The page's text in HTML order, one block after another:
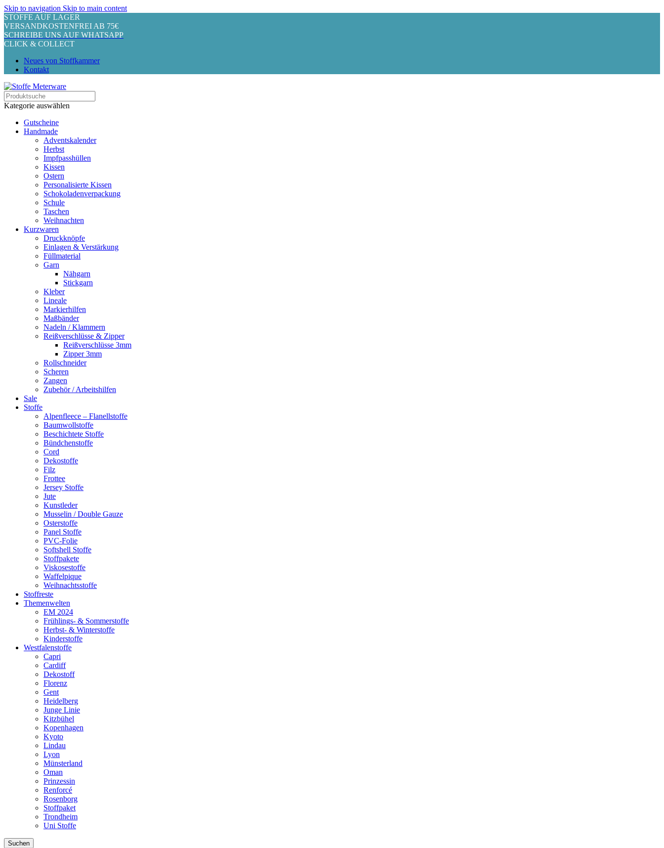
Skip to navigation Skip to main content
STOFFE AUF LAGER
VERSANDKOSTENFREI AB 75€
SCHREIBE UNS AUF WHATSAPP
CLICK & COLLECT
Neues von Stoffkammer
Kontakt
Kategorie auswählen
Gutscheine
Handmade
Adventskalender
Herbst
Impfpasshüllen
Kissen
Ostern
Personalisierte Kissen
Schokoladenverpackung
Schule
Taschen
Weihnachten
Kurzwaren
Druckknöpfe
Einlagen & Verstärkung
Füllmaterial
Garn
Nähgarn
Stickgarn
Kleber
Lineale
Markierhilfen
Maßbänder
Nadeln / Klammern
Reißverschlüsse & Zipper
Reißverschlüsse 3mm
Zipper 3mm
Rollschneider
Scheren
Zangen
Zubehör / Arbeitshilfen
Sale
Stoffe
Alpenfleece – Flanellstoffe
Baumwollstoffe
Beschichtete Stoffe
Bündchenstoffe
Cord
Dekostoffe
Filz
Frottee
Jersey Stoffe
Jute
Kunstleder
Musselin / Double Gauze
Osterstoffe
Panel Stoffe
PVC-Folie
Softshell Stoffe
Stoffpakete
Viskosestoffe
Waffelpique
Weihnachtsstoffe
Stoffreste
Themenwelten
EM 2024
Frühlings- & Sommerstoffe
Herbst- & Winterstoffe
Kinderstoffe
Westfalenstoffe
Capri
Cardiff
Dekostoff
Florenz
Gent
Heidelberg
Junge Linie
Kitzbühel
Kopenhagen
Kyoto
Lindau
Lyon
Münsterland
Oman
Prinzessin
Renforcé
Rosenborg
Stoffpaket
Trondheim
Uni Stoffe
Suchen